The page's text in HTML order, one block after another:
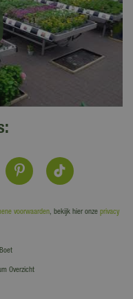
voorwaarden, bekijk hier onze privacy
Overzicht